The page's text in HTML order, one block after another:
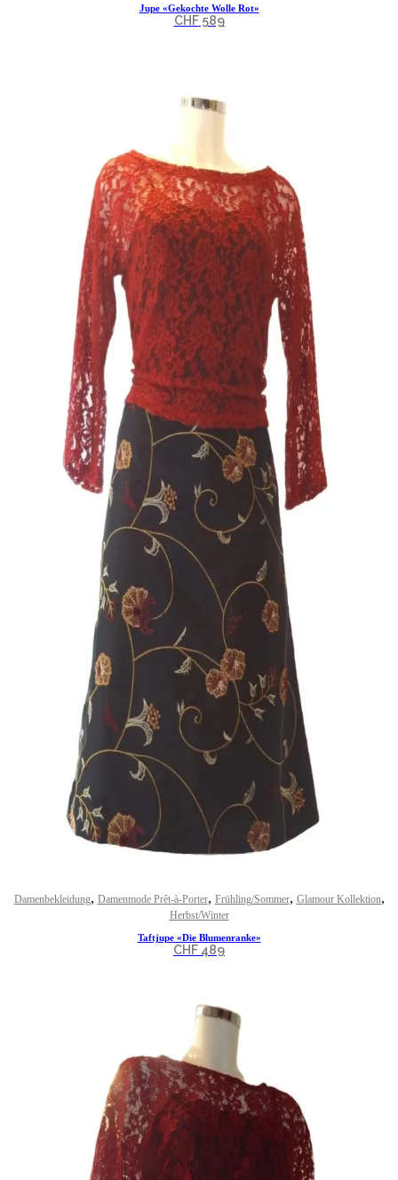
Jupe «Gekochte Wolle Rot»
CHF589
Damenbekleidung, Damenmode Prêt-à-Porter, Frühling/Sommer, Glamour Kollektion,
Herbst/Winter
Taftjupe «Die Blumenranke»
CHF 489